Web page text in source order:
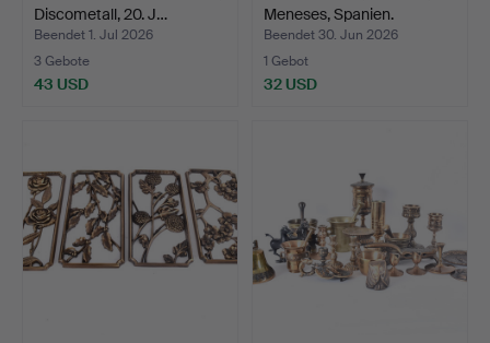
Discometall, 20. J…
Beendet 1. Jul 2026
3 Gebote
43 USD
Meneses, Spanien.
Beendet 30. Jun 2026
1 Gebot
32 USD